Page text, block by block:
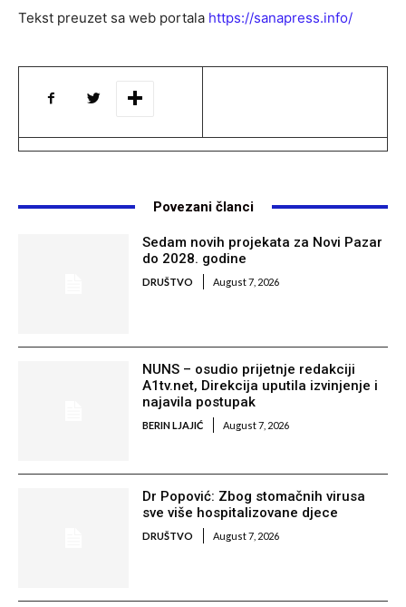
Tekst preuzet sa web portala https://sanapress.info/
Povezani članci
Sedam novih projekata za Novi Pazar
do 2028. godine
DRUŠTVO August 7, 2026
NUNS – osudio prijetnje redakciji
A1tv.net, Direkcija uputila izvinjenje i
najavila postupak
BERIN LJAJIĆ August 7, 2026
Dr Popović: Zbog stomačnih virusa
sve više hospitalizovane djece
DRUŠTVO August 7, 2026